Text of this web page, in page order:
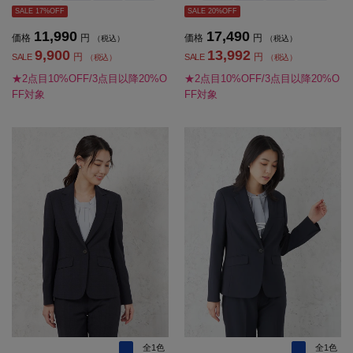
SALE 17%OFF
価格 11,990 円 （税込）
SALE 9,900 円 （税込）
★2点目10%OFF/3点目以降20%O
FF対象
ス】
SALE 20%OFF
価格 17,490 円 （税込）
SALE 13,992 円 （税込）
★2点目10%OFF/3点目以降20%O
FF対象
全1色 全1色